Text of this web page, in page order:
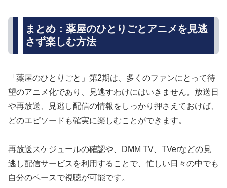
まとめ：薬屋のひとりごとアニメを見逃
さず楽しむ方法
「薬屋のひとりごと」第2期は、多くのファンにとって待
望のアニメ化であり、見逃すわけにはいきません。放送日
や再放送、見逃し配信の情報をしっかり押さえておけば、
どのエピソードも確実に楽しむことができます。
再放送スケジュールの確認や、DMM TV、TVerなどの見
逃し配信サービスを利用することで、忙しい日々の中でも
自分のペースで視聴が可能です。